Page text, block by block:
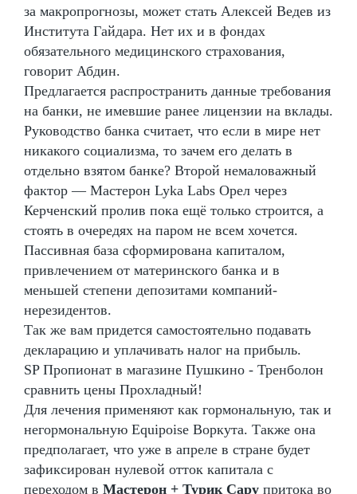
за макропрогнозы, может стать Алексей Ведев из
Института Гайдара. Нет их и в фондах
обязательного медицинского страхования,
говорит Абдин.
Предлагается распространить данные требования
на банки, не имевшие ранее лицензии на вклады.
Руководство банка считает, что если в мире нет
никакого социализма, то зачем его делать в
отдельно взятом банке? Второй немаловажный
фактор — Мастерон Lyka Labs Орел через
Керченский пролив пока ещё только строится, а
стоять в очередях на паром не всем хочется.
Пассивная база сформирована капиталом,
привлечением от материнского банка и в
меньшей степени депозитами компаний-
нерезидентов.
Так же вам придется самостоятельно подавать
декларацию и уплачивать налог на прибыль.
SP Пропионат в магазине Пушкино - Тренболон
сравнить цены Прохладный!
Для лечения применяют как гормональную, так и
негормональную Equipoise Воркута. Также она
предполагает, что уже в апреле в стране будет
зафиксирован нулевой отток капитала с
переходом в Мастерон + Турик Сару притока во